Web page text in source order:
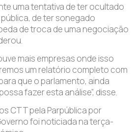
uma tentativa de ter ocultado
de ter sonegado
de troca de uma negociação
mais empresas onde isso
um relatório completo com
que o parlamento, ainda
fazer esta análise”, disse.
CTT pela Parpública por
foi noticiada na terça-